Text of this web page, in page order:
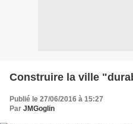
Construire la ville
Publié le 27/06/2016 à 15:27
Par JMGoglin